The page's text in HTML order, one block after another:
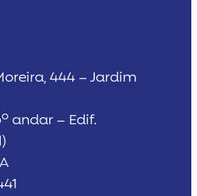
444 – Jardim
andar – Edif.